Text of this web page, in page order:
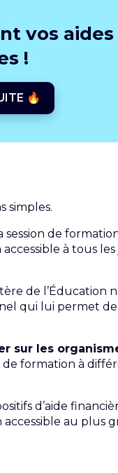
vos aides
!
🔥
simples.
de
à tous
de l’Éducation
qui lui permet de
sur les
de formation à
d’aide
au plus